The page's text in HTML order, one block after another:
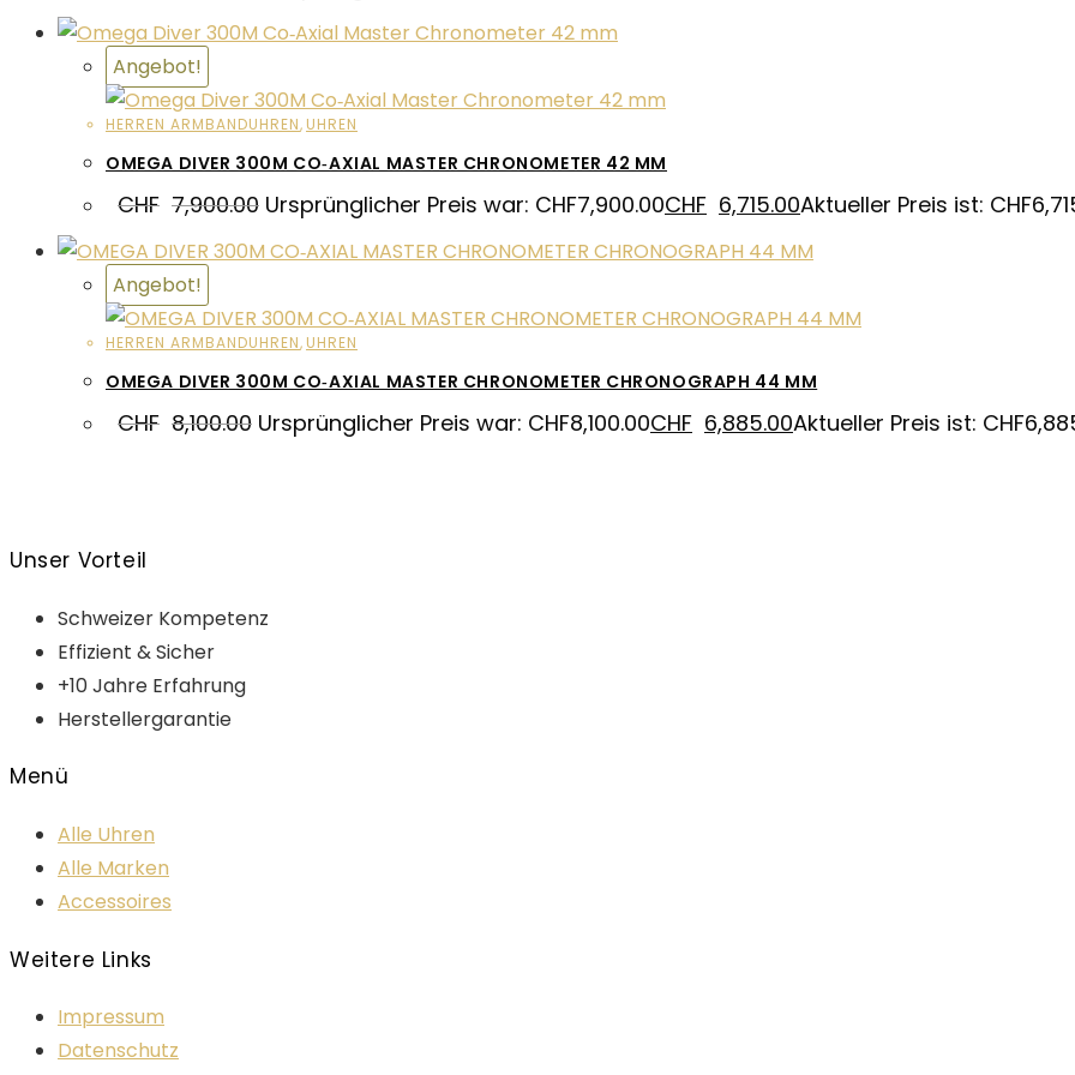
Angebot!
HERREN ARMBANDUHREN, UHREN
OMEGA DIVER 300M CO‑AXIAL MASTER CHRONOMETER 42 MM
CHF 7,900.00 Ursprünglicher Preis war: CHF7,900.00CHF 6,715.00Aktueller Preis ist:
Angebot!
HERREN ARMBANDUHREN, UHREN
OMEGA DIVER 300M CO‑AXIAL MASTER CHRONOMETER CHRONOGRAPH 44 MM
CHF 8,100.00 Ursprünglicher Preis war: CHF8,100.00CHF 6,885.00Aktueller Preis ist:
Unser Vorteil
Schweizer Kompetenz
Effizient & Sicher
+10 Jahre Erfahrung
Herstellergarantie
Menü
Alle Uhren
Alle Marken
Accessoires
Weitere Links
Impressum
Datenschutz